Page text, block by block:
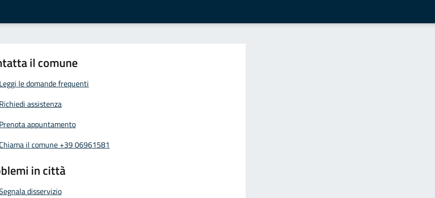
il comune
Leggi le domande frequenti
Richiedi assistenza
Prenota appuntamento
Chiama il comune +39 06961581
in città
disservizio